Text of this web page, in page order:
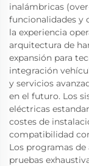
inalámbricas
funcionalidades y
la experiencia
arquitectura de
expansión para
integración
y servicios
en el futuro. Los
eléctricas
costes de
compatibilidad
Los programas
pruebas